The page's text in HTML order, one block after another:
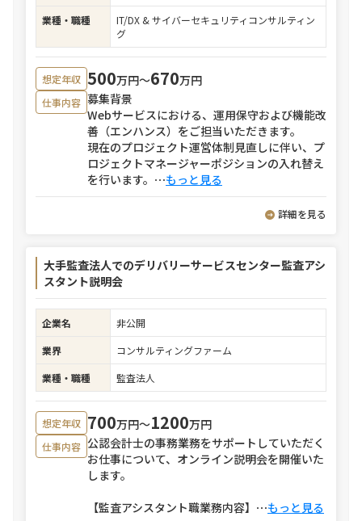
業種・職種
IT/DX & サイバーセキュリティコンサルティン
グ
想定年収 500万円〜670万円
仕事内容 募集背景
Webサービスにおける、運用保守および機能改
善（エンハンス）をご担当いただきます。
現在のプロジェクト運営体制見直しに伴い、プ
ロジェクトマネージャーポジションの入れ替え
を行います。 ⋯もっと見る
詳細を見る
大手監査法人でのデリバリーサービスセンター監査アシ
スタント説明会
企業名
非公開
業界
コンサルティングファーム
業種・職種
監査法人
想定年収 700万円〜1200万円
仕事内容 公認会計士の事務業務をサポートしていただく
お仕事について、オンライン説明会を開催いた
します。
【監査アシスタント職業務内容】 ⋯もっと見る